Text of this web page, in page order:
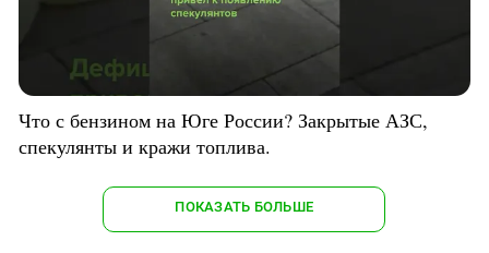
Что с бензином на Юге России? Закрытые АЗС,
спекулянты и кражи топлива.
ПОКАЗАТЬ БОЛЬШЕ